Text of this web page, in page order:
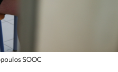
SOOC